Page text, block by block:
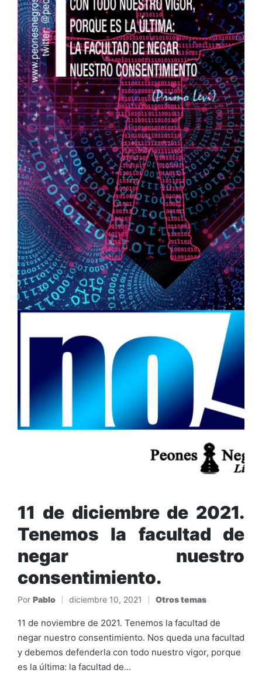
11 de diciembre de 2021.
Tenemos la facultad de
negar nuestro
consentimiento.
Publicado
por
Por Pablo diciembre 10, 2021
Publicado
en
Otros temas
11 de noviembre de 2021. Tenemos la facultad de
negar nuestro consentimiento. Nos queda una facultad
y debemos defenderla con todo nuestro vigor, porque
es la última: la facultad de…